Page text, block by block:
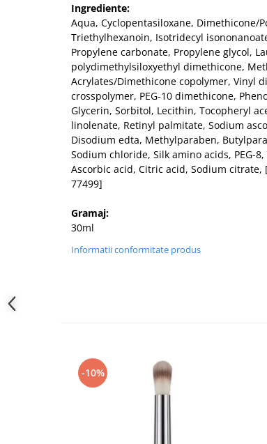
Ingrediente:
Aqua, Cyclopentasiloxane, Dimethicone/
Triethylhexanoin, Isotridecyl
Propylene carbonate, Propylene glycol,
polydimethylsiloxyethyl dimethicone,
Acrylates/Dimethicone copolymer, Vinyl
crosspolymer, PEG-10 dimethicone,
Glycerin, Sorbitol, Lecithin, Tocopheryl
linolenate, Retinyl palmitate, Sodium
Disodium edta, Methylparaben,
Sodium chloride, Silk amino acids, PEG-
Ascorbic acid, Citric acid, Sodium citrate,
77499]
Gramaj:
30ml
Informatii conformitate produs
-10%